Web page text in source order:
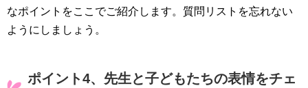
なポイントをここでご紹介します。質問リストを忘れない
ようにしましょう。
ポイント4、先生と子どもたちの表情をチェ